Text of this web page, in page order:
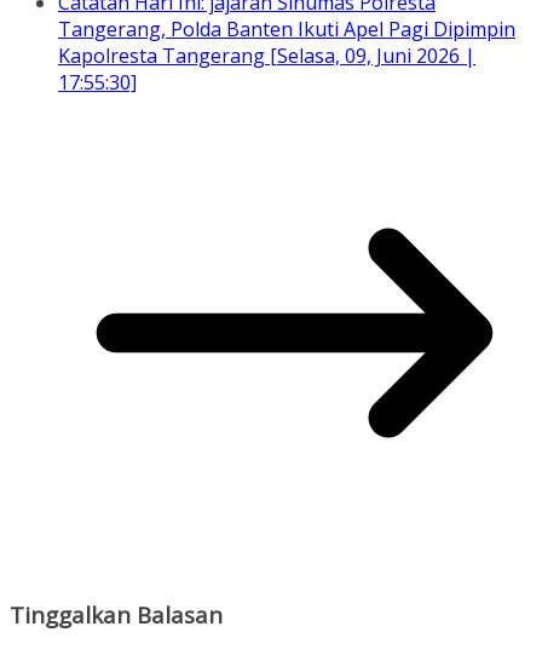
Tangerang, Polda Banten Ikuti Apel Pagi Dipimpin
Kapolresta Tangerang [Selasa, 09, Juni 2026 |
17:55:30]
Tinggalkan Balasan